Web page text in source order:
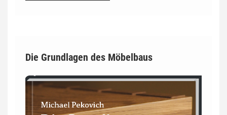
Die Grundlagen des Möbelbaus